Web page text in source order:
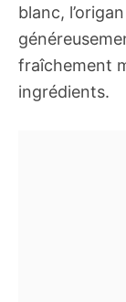
blanc,
fraîchement
ingrédients.